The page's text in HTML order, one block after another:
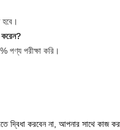
হবে।
পণ্য পরীক্ষা করি।
দ্বিধা করবেন না, আপনার সাথে কাজ